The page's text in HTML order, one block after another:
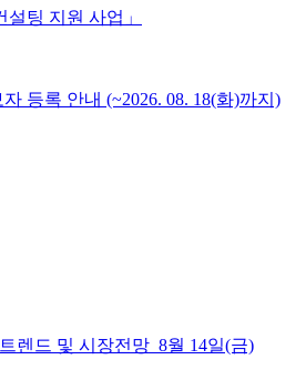
팅 지원 사업」
등록 안내 (~2026. 08. 18(화)까지)
렌드 및 시장전망_8월 14일(금)